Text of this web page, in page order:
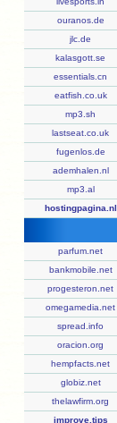
ouranos.de
jlc.de
kalasgott.se
essentials.cn
eatfish.co.uk
mp3.sh
lastseat.co.uk
fugenlos.de
ademhalen.nl
mp3.al
hostingpagina.nl
parfum.net
bankmobile.net
progesteron.net
omegamedia.net
spread.info
oracion.org
hempfacts.net
globiz.net
thelawfirm.org
improve.tips